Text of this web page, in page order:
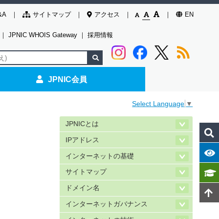
サイトマップ アクセス EN
｜ JPNIC WHOIS Gateway ｜ 採用情報
JPNIC会員
Select Language ▼
JPNICとは
IPアドレス
インターネットの基礎
サイトマップ
ドメイン名
インターネットガバナンス